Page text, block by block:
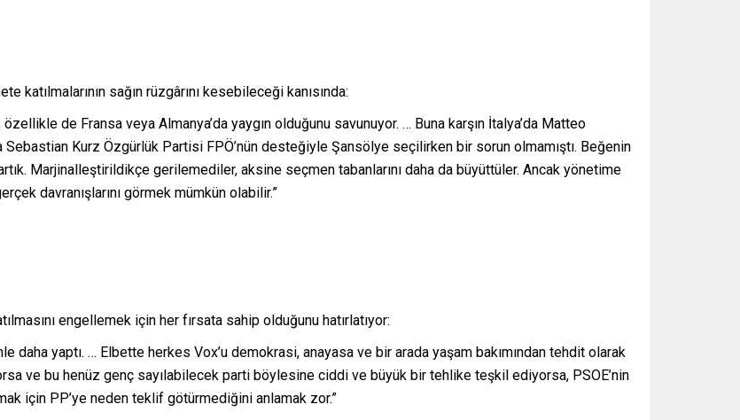
katılmalarının sağın rüzgârını kesebileceği kanısında:
de Fransa veya Almanya’da yaygın olduğunu savunuyor. … Buna karşın İtalya’da Matteo
Sebastian Kurz Özgürlük Partisi FPÖ’nün desteğiyle Şansölye seçilirken bir sorun olmamıştı. Beğenin
Marjinalleştirildikçe gerilemediler, aksine seçmen tabanlarını daha da büyüttüler. Ancak yönetime
davranışlarını görmek mümkün olabilir.”
engellemek için her fırsata sahip olduğunu hatırlatıyor:
daha yaptı. … Elbette herkes Vox’u demokrasi, anayasa ve bir arada yaşam bakımından tehdit olarak
ve bu henüz genç sayılabilecek parti böylesine ciddi ve büyük bir tehlike teşkil ediyorsa, PSOE’nin
için PP’ye neden teklif götürmediğini anlamak zor.”